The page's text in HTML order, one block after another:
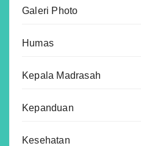
Galeri Photo
Humas
Kepala Madrasah
Kepanduan
Kesehatan